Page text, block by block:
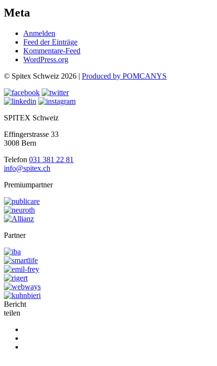
Meta
Anmelden
Feed der Einträge
Kommentare-Feed
WordPress.org
© Spitex Schweiz 2026 | Produced by POMCANYS
SPITEX Schweiz
Effingerstrasse 33
3008 Bern
Telefon 031 381 22 81
info@spitex.ch
Premiumpartner
Partner
Bericht
teilen